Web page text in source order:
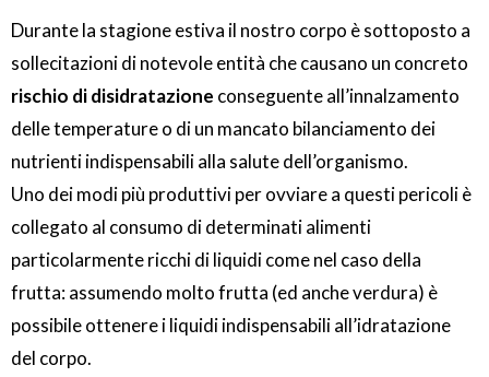
Durante la stagione estiva il nostro corpo è sottoposto a
sollecitazioni di notevole entità che causano un concreto
rischio di disidratazione conseguente all’innalzamento
delle temperature o di un mancato bilanciamento dei
nutrienti indispensabili alla salute dell’organismo.
Uno dei modi più produttivi per ovviare a questi pericoli è
collegato al consumo di determinati alimenti
particolarmente ricchi di liquidi come nel caso della
frutta: assumendo molto frutta (ed anche verdura) è
possibile ottenere i liquidi indispensabili all’idratazione
del corpo.